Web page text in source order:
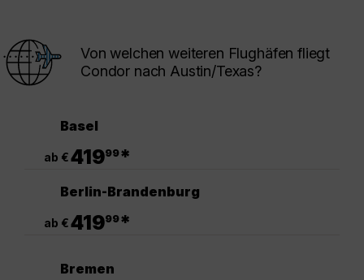
Von welchen weiteren Flughäfen fliegt
Condor nach Austin/Texas?
Basel
ab €41999*
Berlin-Brandenburg
ab €41999*
Bremen